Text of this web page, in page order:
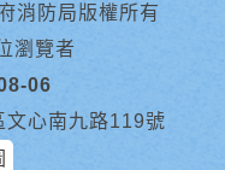
消防局版權所有
瀏覽者
06
心南九路119號